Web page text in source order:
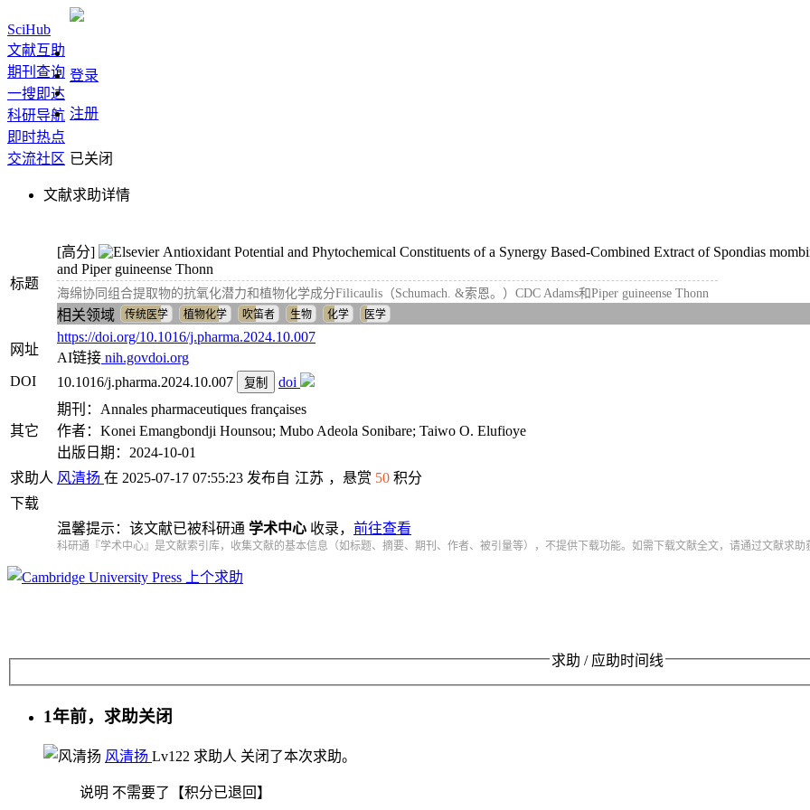
SciHub
文献互助
期刊查询
一搜即达
科研导航
即时热点
交流社区
登录
注册
已关闭
文献求助详情
标题
[高分]
Antioxidant Potential and Phytochemical Constituents of a Synergy Based-Combined Extract of Spondias
and Piper guineense Thonn
海绵协同组合提取物的抗氧化潜力和植物化学成分Filicaulis（Schumach. &索恩。）CDC Adams和Piper guineense Thonn
相关领域 传统医学 植物化学 吹笛者 生物 化学 医学
网址
https://doi.org/10.1016/j.pharma.2024.10.007
AI链接 nih.govdoi.org
DOI
10.1016/j.pharma.2024.10.007 复制 doi
其它
期刊：Annales pharmaceutiques françaises
作者：Konei Emangbondji Hounsou; Mubo Adeola Sonibare; Taiwo O. Elufioye
出版日期：2024-10-01
求助人 风清扬 在 2025-07-17 07:55:23 发布自 江苏 ，悬赏 50 积分
下载
温馨提示：该文献已被科研通 学术中心 收录， 前往查看
科研通『学术中心』是文献索引库，收集文献的基本信息（如标题、摘要、期刊、作者、被引量等），不提供下载功能。如需下载文献全文，请通过文献求助
上个求助
求助 / 应助时间线
1年前，求助关闭
风清扬 Lv122 求助人 关闭了本次求助。
说明 不需要了【积分已退回】